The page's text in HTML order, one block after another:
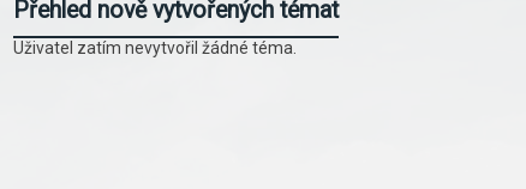
Přehled nově vytvořených témat
Uživatel zatím nevytvořil žádné téma.